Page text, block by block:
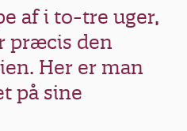
af i to-tre uger,
præcis den
Her er man
på sine